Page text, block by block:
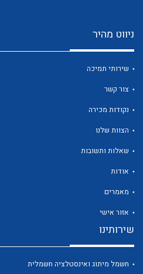
לכל מוצרי היצרן
לכל מוצרי היצרן
ניווט מהיר
שירותי תמיכה
צור קשר
נקודות מכירה
הצוות שלנו
שאלות ותשובות
אודות
מאמרים
אזור אישי
שירותינו
חשמל מיתוג ואינסטלציה חשמלית